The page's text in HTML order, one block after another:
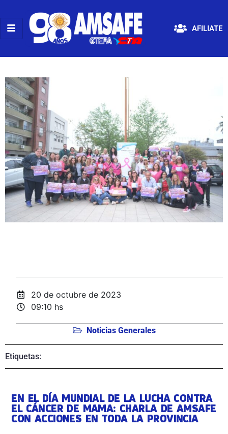
AFILIATE
20 de octubre de 2023
09:10 hs
Noticias Generales
Etiquetas:
EN EL DÍA MUNDIAL DE LA LUCHA CONTRA
EL CÁNCER DE MAMA: CHARLA DE AMSAFE
CON ACCIONES EN TODA LA PROVINCIA